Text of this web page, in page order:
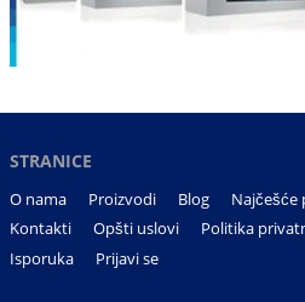
STRANICE
O nama Proizvodi Blog
Najčešće
Kontakti
Opšti uslovi Politika
Isporuka
Prijavi se